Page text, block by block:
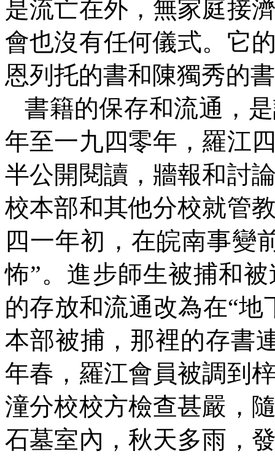
是流亡在外，無家庭接
會也沒有任何儀式。它
恩列托的書和陳獨秀的
書籍的保存和流通，
年至一九四零年，羅江
半公開閱讀，牆報和討
校本部和其他分校就管
四一年初，在皖南事變
怖”。進步師生被捕和
的存放和流通改為在“
本部被捕，那裡的存書
年春，羅江會員被調到
潼分校校方檢查甚嚴，
石墓室內，秋天多雨，